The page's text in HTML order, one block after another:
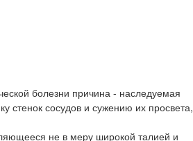
болезни причина - наследуемая
стенок сосудов и сужению их просвета,
не в меру широкой талией и